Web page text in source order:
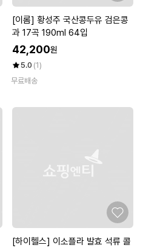
[이롬] 황성주 국산콩두유 검은콩
과 17곡 190ml 64입
42,200원
5.0 (1)
무료배송
[하이헬스] 이소플라 발효 석류 콜